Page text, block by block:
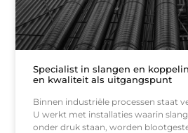
Specialist in slangen en
en kwaliteit als uitgangspunt
Binnen industriële processen staat
U werkt met installaties waarin
onder druk staan, worden